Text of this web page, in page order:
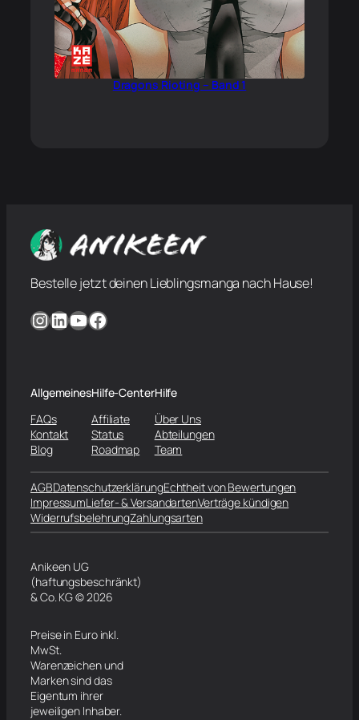
Dragons Rioting – Band 1
Bestelle jetzt deinen Lieblingsmanga nach Hause!
InstagramLinkedIn YouTube Facebook
Allgemeines
FAQs
Kontakt
Blog
Hilfe-Center
Affiliate
Status
Roadmap
Hilfe
Über Uns
Abteilungen
Team
AGBDatenschutzerklärungEchtheit von Bewertungen
ImpressumLiefer- & VersandartenVerträge kündigen
WiderrufsbelehrungZahlungsarten
Anikeen UG
(haftungsbeschränkt)
& Co. KG © 2026
Preise in Euro inkl.
MwSt.
Warenzeichen und
Marken sind das
Eigentum ihrer
jeweiligen Inhaber.